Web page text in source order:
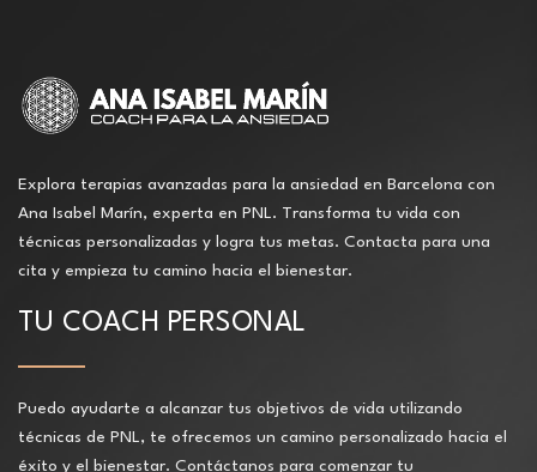
Explora terapias avanzadas para la ansiedad en Barcelona con
Ana Isabel Marín, experta en PNL. Transforma tu vida con
técnicas personalizadas y logra tus metas. Contacta para una
cita y empieza tu camino hacia el bienestar.
TU COACH PERSONAL
Puedo ayudarte a alcanzar tus objetivos de vida utilizando
técnicas de PNL, te ofrecemos un camino personalizado hacia el
éxito y el bienestar. Contáctanos para comenzar tu